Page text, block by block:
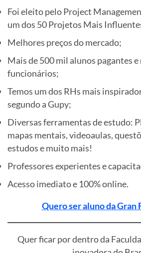
Foi eleito pelo Project
um dos 50 Projetos Mais
Melhores preços do mercado;
Mais de 500 mil alunos pagantes e
funcionários;
Temos um dos RHs mais
segundo a Gupy;
Diversas ferramentas de estudo:
mapas mentais, videoaulas,
estudos e muito mais!
Professores experientes e
Acesso imediato e 100% online.
Quero ser aluno da Gran
Quer ficar por dentro da